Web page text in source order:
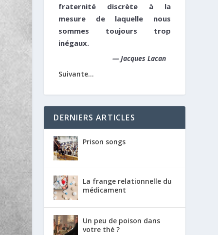
fraternité discrète à la
mesure de laquelle nous
sommes toujours trop
inégaux.
— Jacques Lacan
Suivante...
DERNIERS ARTICLES
Prison songs
La frange relationnelle du
médicament
Un peu de poison dans
votre thé ?